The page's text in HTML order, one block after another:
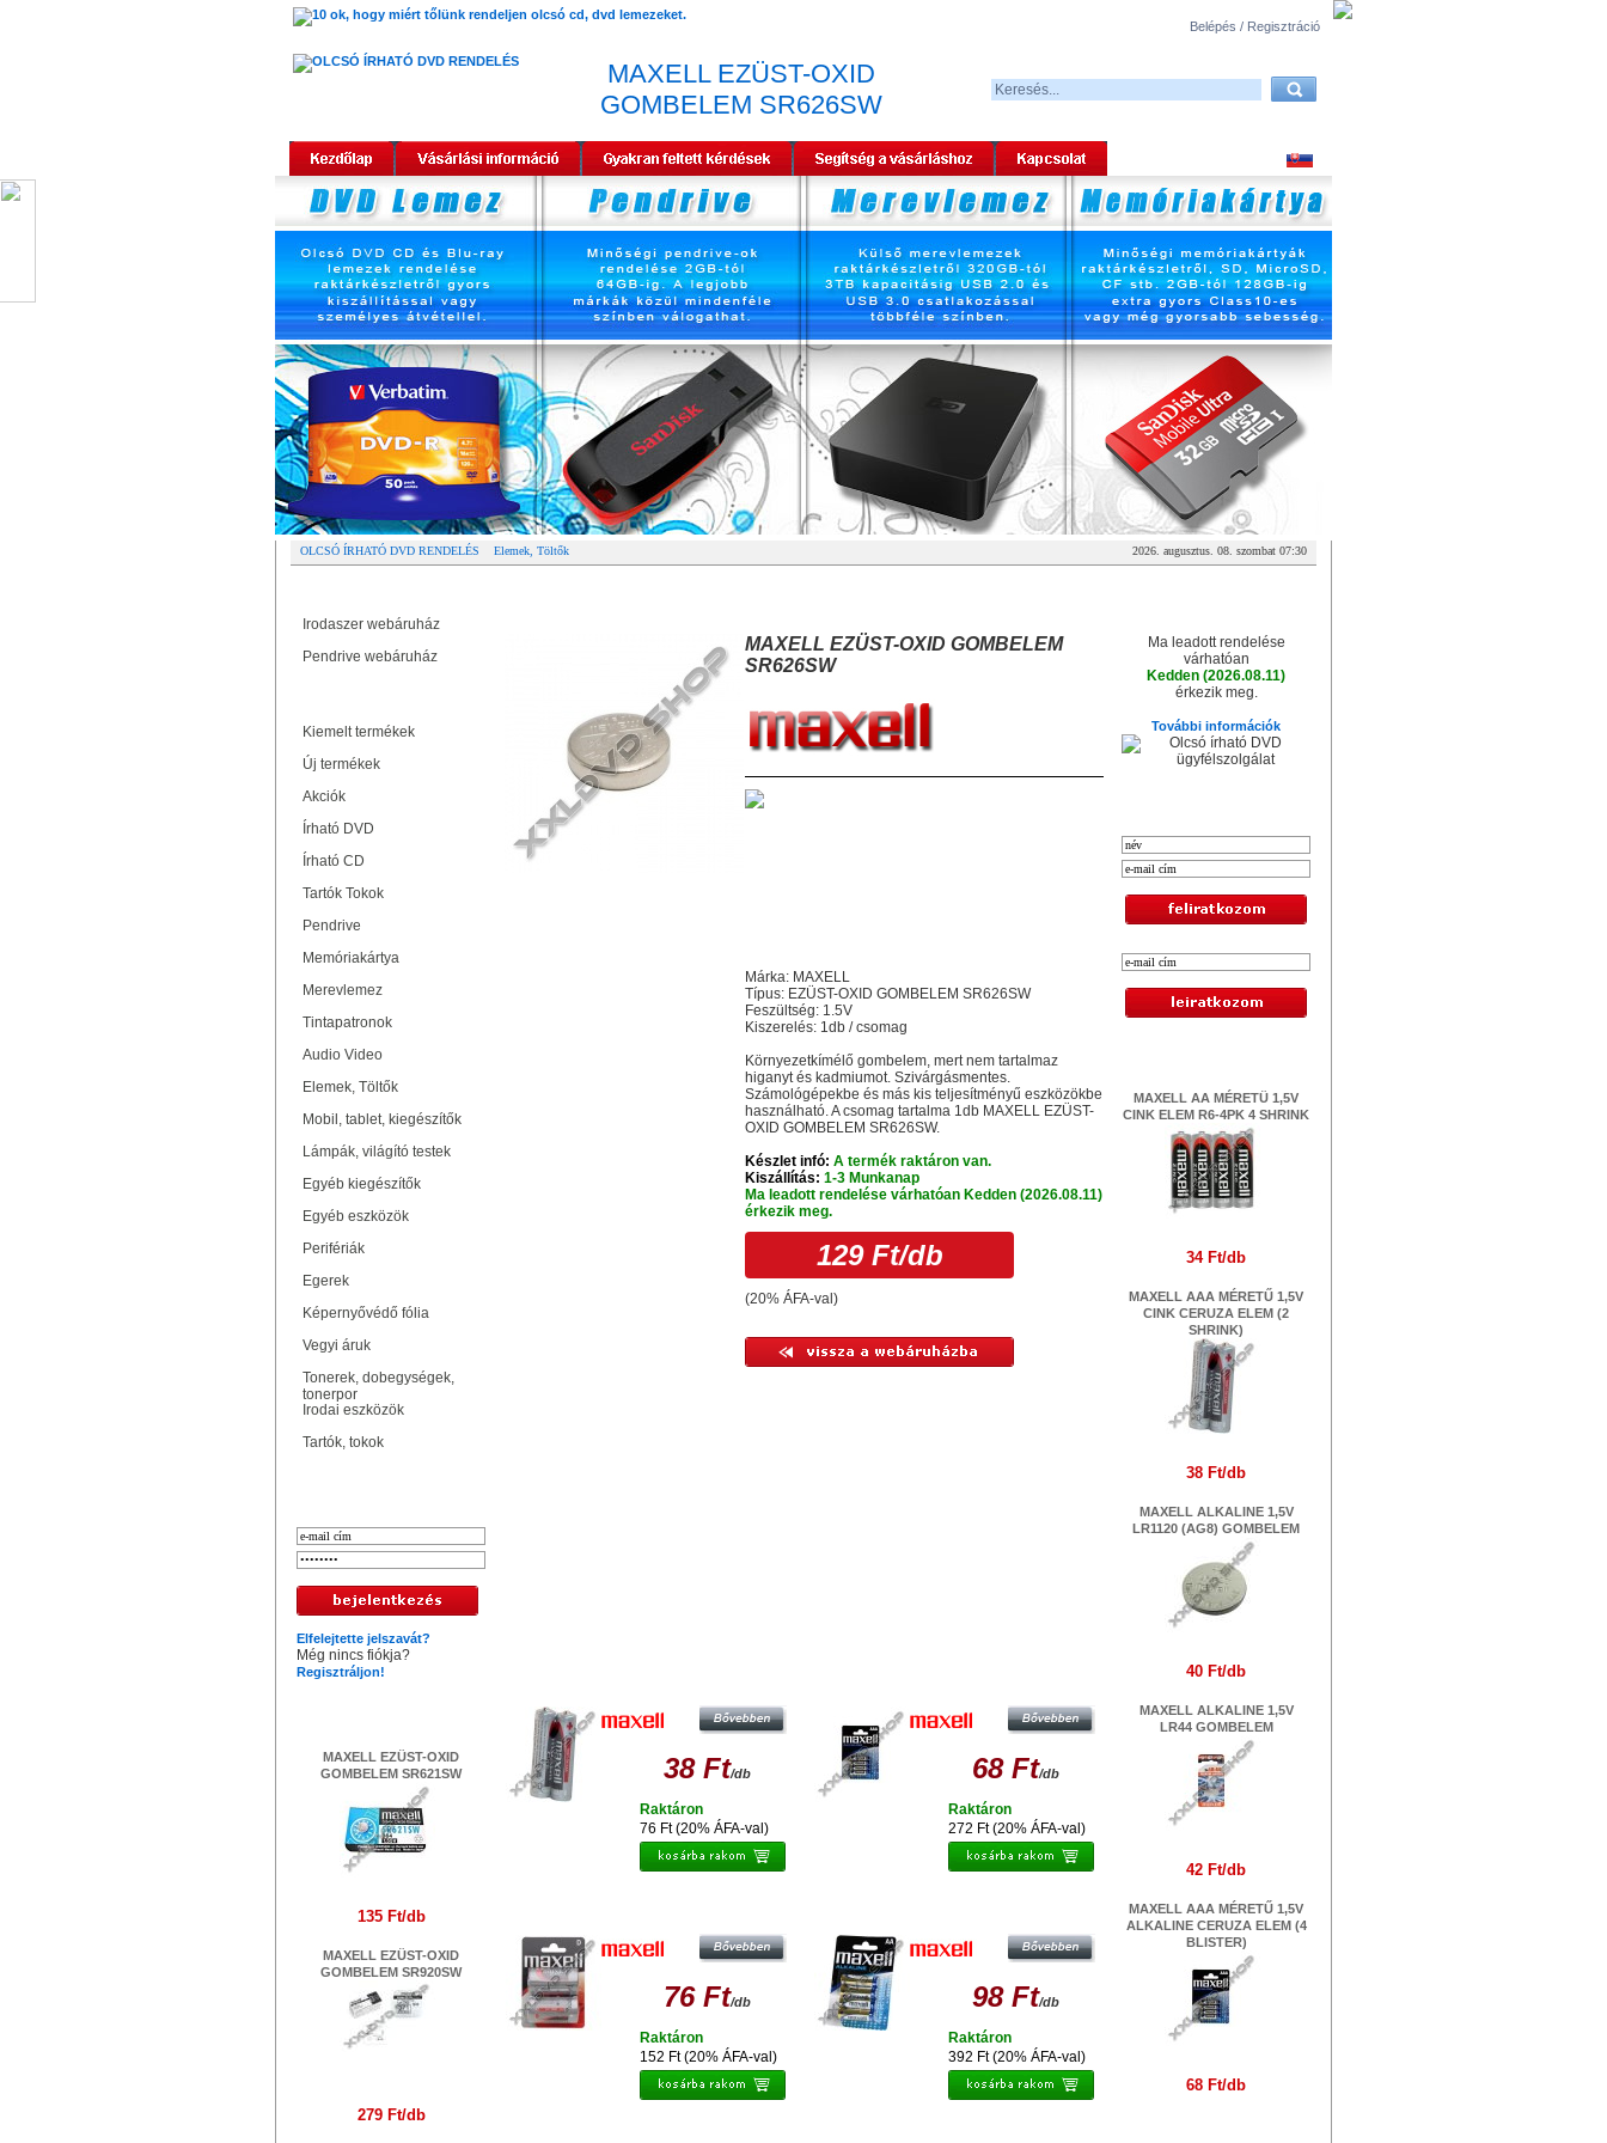
Belépés / Regisztráció
MAXELL EZÜST-OXID
GOMBELEM SR626SW
OLCSÓ ÍRHATÓ DVD RENDELÉS Elemek, Töltők 2026. augusztus. 08. szombat 07:30
Irodaszer webáruház
Pendrive webáruház
Kiemelt termékek
Új termékek
Akciók
Írható DVD
Írható CD
Tartók Tokok
Pendrive
Memóriakártya
Merevlemez
Tintapatronok
Audio Video
Elemek, Töltők
Mobil, tablet, kiegészítők
Lámpák, világító testek
Egyéb kiegészítők
Egyéb eszközök
Perifériák
Egerek
Képernyővédő fólia
Vegyi áruk
Tonerek, dobegységek,
tonerpor
Irodai eszközök
Tartók, tokok
Elfelejtette jelszavát?
Még nincs fiókja?
Regisztráljon!
MAXELL EZÜST-OXID
GOMBELEM SR621SW
135 Ft/db
MAXELL EZÜST-OXID
GOMBELEM SR920SW
279 Ft/db
MAXELL EZÜST-OXID GOMBELEM
SR626SW
Márka: MAXELL
Típus: EZÜST-OXID GOMBELEM SR626SW
Feszültség: 1.5V
Kiszerelés: 1db / csomag
Környezetkímélő gombelem, mert nem tartalmaz
higanyt és kadmiumot. Szivárgásmentes.
Számológépekbe és más kis teljesítményű eszközökbe
használható. A csomag tartalma 1db MAXELL EZÜST-
OXID GOMBELEM SR626SW.
Készlet infó: A termék raktáron van.
Kiszállítás: 1-3 Munkanap
Ma leadott rendelése várhatóan Kedden (2026.08.11)
érkezik meg.
129 Ft/db
(20% ÁFA-val)
38 Ft/db
76 Ft (20% ÁFA-val)
Raktáron
68 Ft/db
272 Ft (20% ÁFA-val)
Raktáron
76 Ft/db
152 Ft (20% ÁFA-val)
Raktáron
98 Ft/db
392 Ft (20% ÁFA-val)
Raktáron
Ma leadott rendelése
várhatóan
Kedden (2026.08.11)
érkezik meg.
További információk
MAXELL AA MÉRETÜ 1,5V
CINK ELEM R6-4PK 4 SHRINK
34 Ft/db
MAXELL AAA MÉRETŰ 1,5V
CINK CERUZA ELEM (2
SHRINK)
38 Ft/db
MAXELL ALKALINE 1,5V
LR1120 (AG8) GOMBELEM
40 Ft/db
MAXELL ALKALINE 1,5V
LR44 GOMBELEM
42 Ft/db
MAXELL AAA MÉRETŰ 1,5V
ALKALINE CERUZA ELEM (4
BLISTER)
68 Ft/db